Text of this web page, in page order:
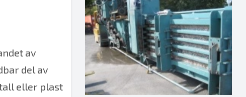
av
del av
eller plast